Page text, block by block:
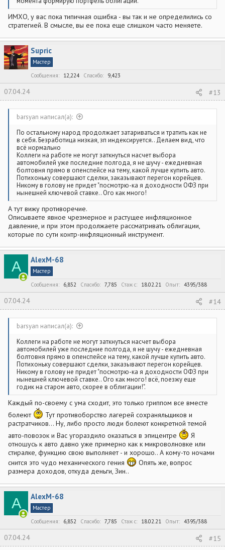
ИМХО, у вас пока типичная ошибка - вы так и не определились со
стратегией. В смысле, вы ее пока еще слишком часто меняете.
Supric
Мастер
Сообщения
12,224 Спасибо 9,423
07.04.24 #13
barsyan написал(а):
По остальному народ продолжает затариваться и тратить как не
в себя. Безработица низкая, зп индексируется.. Делаем вид, что
всё нормально
Коллеги на работе не могут заткнуться насчет выбора
автомобилей уже последние полгода, я не шучу - ежедневная
болтовня прямо в опенспейсе на тему, какой лучше купить авто.
Потихоньку совершают сделки, заказывают перегон корейцев.
Никому в голову не придет "посмотрю-ка я доходности ОФЗ при
нынешней ключевой ставке.. Ого как много!
А тут вижу противоречие.
Описываете явное чрезмерное и растущее инфляционное
давление, и при этом продолжаете рассматривать облигации,
которые по сути контр-инфляционный инструмент.
A AlexM-68
Мастер
Сообщения
6,852 Спасибо 7,785 Стаж c 18.02.21 Опыт 4395/388
07.04.24 #14
barsyan написал(а):
Коллеги на работе не могут заткнуться насчет выбора
автомобилей уже последние полгода, я не шучу - ежедневная
болтовня прямо в опенспейсе на тему, какой лучше купить авто.
Потихоньку совершают сделки, заказывают перегон корейцев.
Никому в голову не придет "посмотрю-ка я доходности ОФЗ при
нынешней ключевой ставке.. Ого как много! всё, поезжу еще
годик на старом авто, скорее в облигации!".
Каждый по-своему с ума сходит, это только гриппом все вместе
болеют
Тут противоборство лагерей сохраняльщиков и
растратчиков... Ну, либо просто люди болеют конкретной темой
авто-повозок и Вас угораздило оказаться в эпицентре
Я
отношусь к авто давно уже примерно как к микроволновке или
стиралке, функцию свою выполняет - и хорошо.. А кому-то ночами
снится это чудо механического гения
Опять же, вопрос
размера доходов, откуда деньги, Зин..
A AlexM-68
Мастер
Сообщения
6,852 Спасибо 7,785 Стаж c 18.02.21 Опыт 4395/388
07.04.24 #15